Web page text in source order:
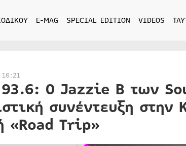
E-MAG SPECIAL EDITION VIDEOS
93.6: Ο Jazzie B των
συνέντευξη στην
«Road Trip»